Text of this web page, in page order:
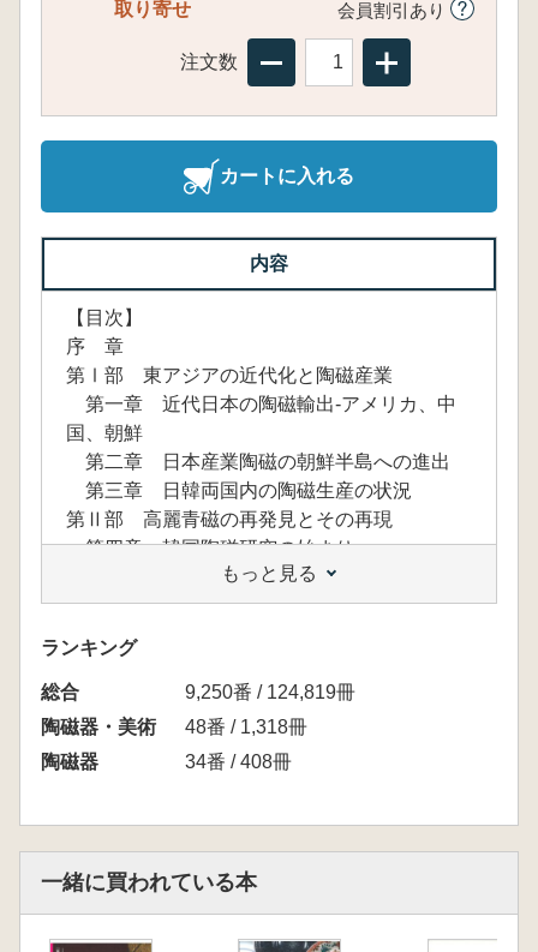
取り寄せ 会員割引あり
注文数
カートに入れる
内容
【目次】
序 章
第Ⅰ部 東アジアの近代化と陶磁産業
第一章 近代日本の陶磁輸出-アメリカ、中
国、朝鮮
第二章 日本産業陶磁の朝鮮半島への進出
第三章 日韓両国内の陶磁生産の状況
第Ⅱ部 高麗青磁の再発見とその再現
第四章 韓国陶磁研究の始まり
第五章 高麗青磁再現史
第Ⅲ部 朝鮮白磁の美の発見-民芸運動の萌芽
と韓国陶磁産業への展望
第六章 朝鮮白磁の美の発見
第七章 浅川兄弟の方法論と朝鮮民俗調査
第八章 地方への視点-新たな陶磁産業への
展望
もっと見る
ランキング
総合
9,250番 / 124,819冊
陶磁器・美術
48番 / 1,318冊
陶磁器
34番 / 408冊
一緒に買われている本